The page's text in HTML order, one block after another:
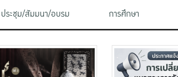
ประชุม/สัมมนา/อบรม การศึกษา